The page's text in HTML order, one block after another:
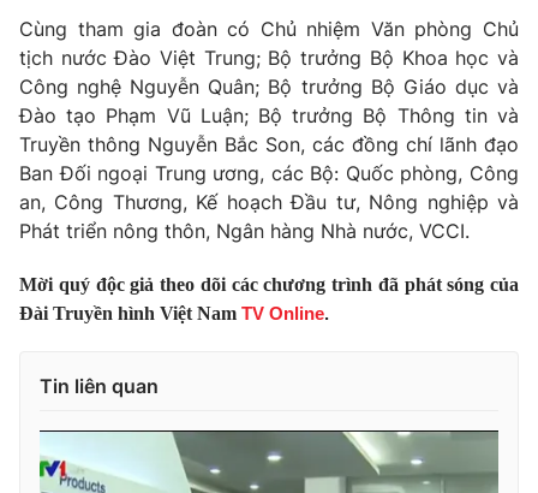
Khán giả
Giải sao mai
Sao
Du lịch
Làm đẹp
Chất lượng cuộc sống
Giáo dục
Tuyển sinh
Học trực tuyến
Công nghệ
Hitech Công nghệ tương lai
Sản phẩm
Tư vấn
Giao lưu trực tuyến
Emagazine
Photo Infographic
Cùng tham gia đoàn có Chủ nhiệm Văn phòng Chủ
tịch nước Đào Việt Trung; Bộ trưởng Bộ Khoa học và
Công nghệ Nguyễn Quân; Bộ trưởng Bộ Giáo dục và
Đào tạo Phạm Vũ Luận; Bộ trưởng Bộ Thông tin và
Truyền thông Nguyễn Bắc Son, các đồng chí lãnh đạo
Ban Đối ngoại Trung ương, các Bộ: Quốc phòng, Công
an, Công Thương, Kế hoạch Đầu tư, Nông nghiệp và
Phát triển nông thôn, Ngân hàng Nhà nước, VCCI.
Mời quý độc giả theo dõi các chương trình đã phát sóng của
Đài Truyền hình Việt Nam TV Online.
Tin liên quan